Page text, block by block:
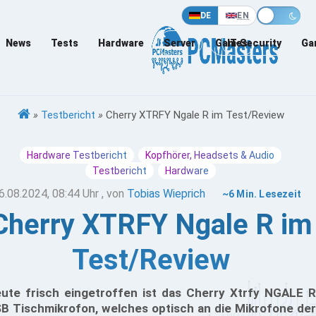
DE EN
News Tests Hardware Server Games
IT-Security
» Testbericht » Cherry XTRFY Ngale R im Test/Review
Hardware Testbericht
Kopfhörer, Headsets & Audio
Testbericht
Hardware
08:44 Uhr , von Tobias Wieprich ~6 Min. Lesezeit
XTRFY Ngale R im
Test/Review
frisch eingetroffen ist das Cherry Xtrfy NGALE R
Tischmikrofon, welches optisch an die Mikrofone der